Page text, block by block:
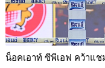
น็อคเอาท์ ซีพีเอฟ คว้าแช